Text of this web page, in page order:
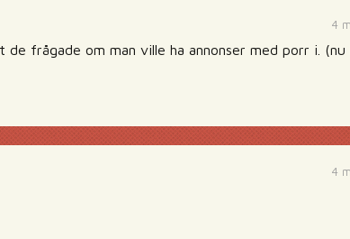
4
frågade om man ville ha annonser med porr i. (nu
4